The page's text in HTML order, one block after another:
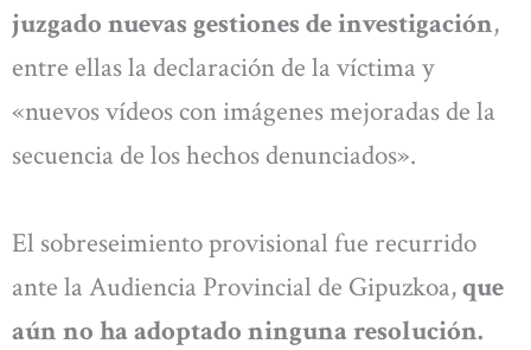
juzgado nuevas gestiones de investigación,
entre ellas la declaración de la víctima y
«nuevos vídeos con imágenes mejoradas de la
secuencia de los hechos denunciados».
El sobreseimiento provisional fue recurrido
ante la Audiencia Provincial de Gipuzkoa,que
aún no ha adoptado ninguna resolución.